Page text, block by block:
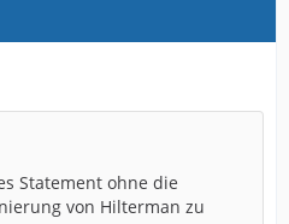
Statement ohne die
von Hilterman zu